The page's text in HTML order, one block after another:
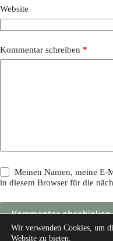
Website
Kommentar schreiben *
Meinen Namen, meine E-
in diesem Browser für die
Kommentar abschicken
Wir verwenden Cookies, um
Website zu bieten.